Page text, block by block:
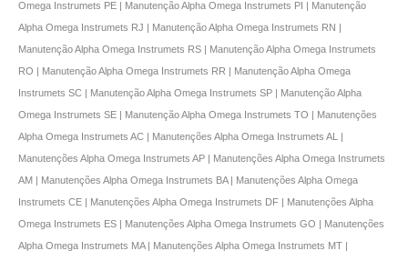
Omega Instrumets PE | Manutenção Alpha Omega Instrumets PI | Manutenção
Alpha Omega Instrumets RJ | Manutenção Alpha Omega Instrumets RN |
Manutenção Alpha Omega Instrumets RS | Manutenção Alpha Omega Instrumets
RO | Manutenção Alpha Omega Instrumets RR | Manutenção Alpha Omega
Instrumets SC | Manutenção Alpha Omega Instrumets SP | Manutenção Alpha
Omega Instrumets SE | Manutenção Alpha Omega Instrumets TO | Manutenções
Alpha Omega Instrumets AC | Manutenções Alpha Omega Instrumets AL |
Manutenções Alpha Omega Instrumets AP | Manutenções Alpha Omega Instrumets
AM | Manutenções Alpha Omega Instrumets BA | Manutenções Alpha Omega
Instrumets CE | Manutenções Alpha Omega Instrumets DF | Manutenções Alpha
Omega Instrumets ES | Manutenções Alpha Omega Instrumets GO | Manutenções
Alpha Omega Instrumets MA | Manutenções Alpha Omega Instrumets MT |